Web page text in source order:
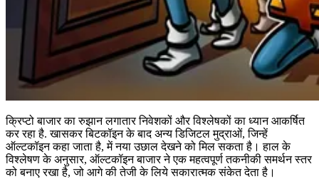
क्रिप्टो बाजार का रुझान लगातार निवेशकों और विश्लेषकों का ध्यान आकर्षित
कर रहा है. खासकर बिटकॉइन के बाद अन्य डिजिटल मुद्राओं, जिन्हें
ऑल्टकॉइन कहा जाता है, में नया उछाल देखने को मिल सकता है। हाल के
विश्लेषण के अनुसार, ऑल्टकॉइन बाजार ने एक महत्वपूर्ण तकनीकी समर्थन स्तर
को बनाए रखा है, जो आगे की तेजी के लिये सकारात्मक संकेत देता है।